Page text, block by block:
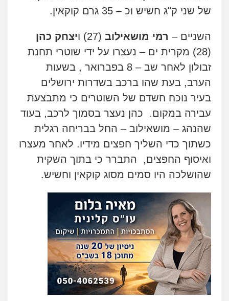
פלילי
וחקירות
עו"ד ראוף נג'אר
עורכי דין לענייני אסירים
סמים רכוש
0548009246
עו"ד אלון ארז
צבאי אלימות במשפחה
לבן
0507368203
פלילי מעצרים וחקירות עבירות המתה
0507913332
עו"ד איהאב ג'לג'ולי
פלילי מעצרים וחקירות עורכי דין לענייני
אסירים
0505216700
עו"ד שלומי שרון
של שני ק"ג חשיש וכ – 35 גרם קוקאין.
השניים – רמי מושאילוב (27) ו
יצחק כהן
(28) מקרית ים – נעצרו על ידי שוטרי תחנת
זבולון לאחר שב – 8 בפברואר , בשעות
הערב, בעת שהו ברכב בשדרות ירושלים
בעיר נוכח חשדם של השוטרים כי מתבצעת
עבירה במקום.
כהן נעצר בסמוך לרכב, בעוד
שהנהג – מושאילוב – החל בבריחה רגלית
כשתוך כדי השליך חפצים מידיו. לאחר מעצרו
ואיסוף החפצים,
התברר כי בתוך השקית
שהושלכה היו סמים מסוג קוקאין וחשיש.